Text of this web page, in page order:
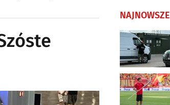
NAJNOWSZE